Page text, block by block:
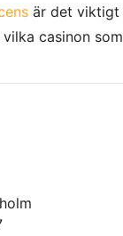
är det viktigt
casinon som